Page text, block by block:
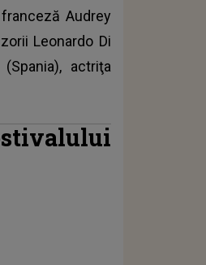
Audrey
Leonardo Di
actriţa